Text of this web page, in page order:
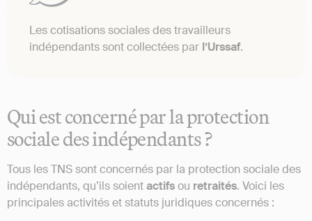
Les cotisations sociales des travailleurs
indépendants sont collectées par l’Urssaf.
Qui est concerné par la protection
sociale des indépendants ?
Tous les TNS sont concernés par la protection sociale des
indépendants, qu’ils soientactifsou retraités. Voici les
principales activités et statuts juridiques concernés :